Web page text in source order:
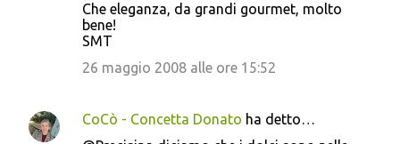
Che eleganza, da grandi gourmet, molto
bene!
SMT
26 maggio 2008 alle ore 15:52
CoCò - Concetta Donato ha detto…